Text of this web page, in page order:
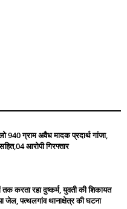
940 ग्राम अवैध मादक प्रदार्थ गांजा,
आरोपी गिरफ्तार
करता रहा दुष्कर्म, युवती की शिकायत
जेल, पत्थलगांव थानाक्षेत्र की घटना